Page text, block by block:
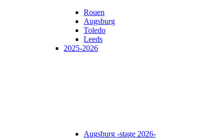
Rouen
Augsburg
Toledo
Leeds
2025-2026
Augsburg -stage 2026-